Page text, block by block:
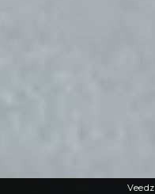
Veedz